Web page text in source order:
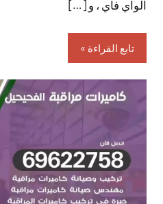
الواي فاي ، و […]
تابع القراءة